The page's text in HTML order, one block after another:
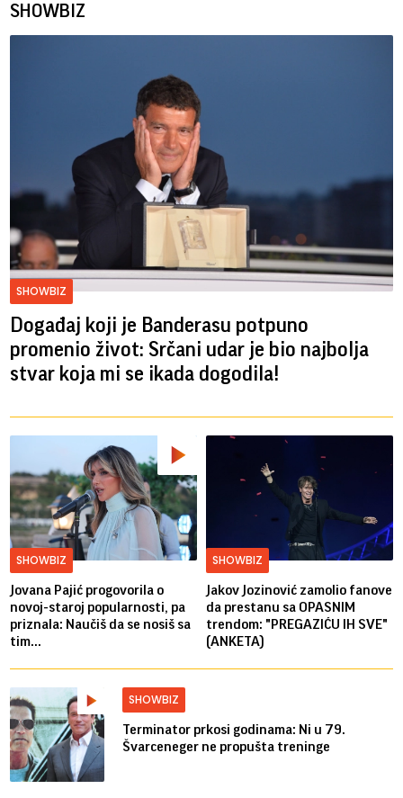
SHOWBIZ
SHOWBIZ
Događaj koji je Banderasu potpuno
promenio život: Srčani udar je bio najbolja
stvar koja mi se ikada dogodila!
SHOWBIZ
Jovana Pajić progovorila o
novoj-staroj popularnosti, pa
priznala: Naučiš da se nosiš sa
tim...
SHOWBIZ
Jakov Jozinović zamolio fanove
da prestanu sa OPASNIM
trendom: "PREGAZIĆU IH SVE"
(ANKETA)
SHOWBIZ
Terminator prkosi godinama: Ni u 79.
Švarceneger ne propušta treninge